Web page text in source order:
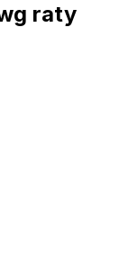
raty